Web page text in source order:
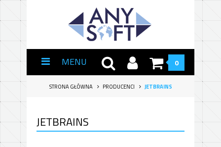
MENU 0
STRONA GŁÓWNA PRODUCENCI JETBRAINS
JETBRAINS